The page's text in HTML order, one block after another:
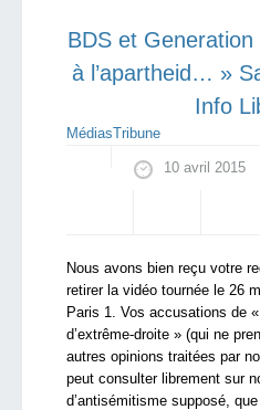
BDS et
à l’apartheid… »
Info
MédiasTribune
10 avril 2015
Nous avons bien reçu votre
retirer la vidéo tournée le 26
Paris 1. Vos accusations de
d’extrême-droite » (qui ne
autres opinions traitées par
peut consulter librement sur
d’antisémitisme supposé,